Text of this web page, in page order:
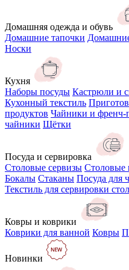
Домашняя одежда и обувь
Домашние тапочки
Носки
Кухня
Наборы посуды Кастрюли и
Кухонный текстиль
продуктов Чайники и френч-
чайники Щётки
Посуда и сервировка
Столовые сервизы Столовые
Бокалы Стаканы Посуда для
Текстиль для сервировки
Ковры и коврики
Коврики для ванной Ковры
Новинки